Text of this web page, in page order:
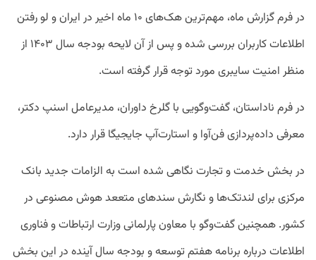
در فرم گزارش ماه، مهم‌ترین هک‌های ۱۰ ماه اخیر در ایران و لو رفتن
اطلاعات کاربران بررسی شده و پس از آن لایحه بودجه سال ۱۴۰۳ از
منظر امنیت سایبری مورد توجه قرار گرفته است.
در فرم ناداستان، گفت‌وگویی با گلرخ داوران، مدیرعامل اسنپ دکتر،
معرفی داده‌پردازی فن‌آوا و استارت‌آپ جایجیگا قرار دارد.
در بخش خدمت و تجارت نگاهی شده است به الزامات جدید بانک
مرکزی برای لندتک‌ها و نگارش سندهای متععد هوش مصنوعی در
کشور. همچنین گفت‌وگو با معاون پارلمانی وزارت ارتباطات و فناوری
اطلاعات درباره برنامه هفتم توسعه و بودجه سال آینده در این بخش